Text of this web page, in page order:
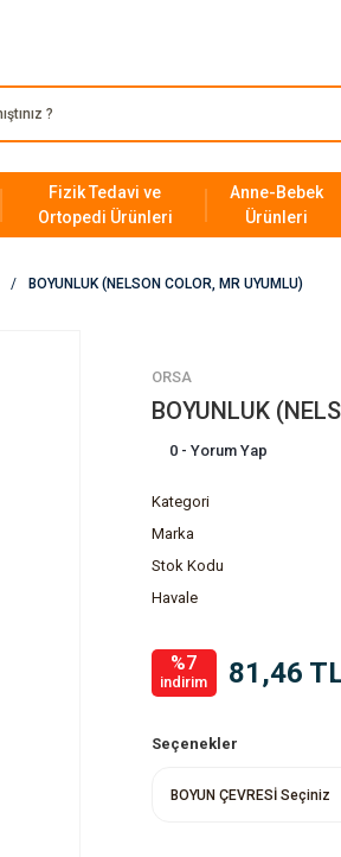
Fizik Tedavi ve
Ortopedi Ürünleri
Anne-Bebek
Ürünleri
BOYUNLUK (NELSON COLOR, MR UYUMLU)
ORSA
BOYUNLUK
0 - Yorum Yap
Kategori
Marka
Stok Kodu
Havale
%7
indirim 81,46
Seçenekler